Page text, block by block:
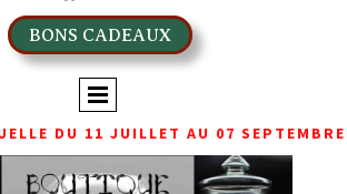
BONS CADEAUX
DU 11 JUILLET AU 07 SEPTEMBRE